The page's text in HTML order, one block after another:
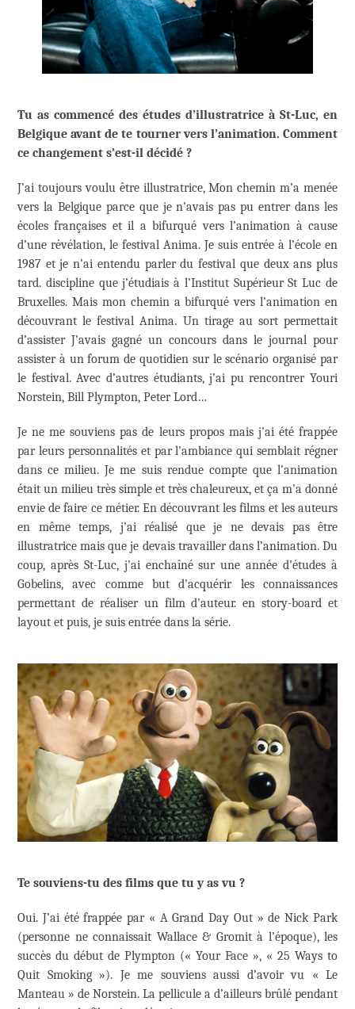
Tu as commencé des études d’illustratrice à St-Luc, en
Belgique avant de te tourner vers l’animation. Comment
ce changement s’est-il décidé ?
J’ai toujours voulu être illustratrice, Mon chemin m’a menée
vers la Belgique parce que je n’avais pas pu entrer dans les
écoles françaises et il a bifurqué vers l’animation à cause
d’une révélation, le festival Anima. Je suis entrée à l’école en
1987 et je n’ai entendu parler du festival que deux ans plus
tard. discipline que j’étudiais à l’Institut Supérieur St Luc de
Bruxelles. Mais mon chemin a bifurqué vers l’animation en
découvrant le festival Anima. Un tirage au sort permettait
d’assister J’avais gagné un concours dans le journal pour
assister à un forum de quotidien sur le scénario organisé par
le festival. Avec d’autres étudiants, j’ai pu rencontrer Youri
Norstein, Bill Plympton, Peter Lord…
Je ne me souviens pas de leurs propos mais j’ai été frappée
par leurs personnalités et par l’ambiance qui semblait régner
dans ce milieu. Je me suis rendue compte que l’animation
était un milieu très simple et très chaleureux, et ça m’a donné
envie de faire ce métier. En découvrant les films et les auteurs
en même temps, j’ai réalisé que je ne devais pas être
illustratrice mais que je devais travailler dans l’animation. Du
coup, après St-Luc, j’ai enchaîné sur une année d’études à
Gobelins, avec comme but d’acquérir les connaissances
permettant de réaliser un film d’auteur. en story-board et
layout et puis, je suis entrée dans la série.
Te souviens-tu des films que tu y as vu ?
Oui. J’ai été frappée par « A Grand Day Out » de Nick Park
(personne ne connaissait Wallace & Gromit à l’époque), les
succès du début de Plympton (« Your Face », « 25 Ways to
Quit Smoking »). Je me souviens aussi d’avoir vu « Le
Manteau » de Norstein. La pellicule a d’ailleurs brûlé pendant